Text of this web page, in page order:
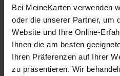
Bei MeineKarten verwenden
oder die unserer Partner, um
Website und Ihre Online-
Ihnen die am besten
Ihren Präferenzen auf Ihrer
zu präsentieren. Wir
Menükarte